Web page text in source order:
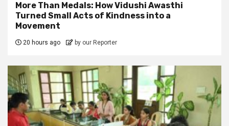
More Than Medals: How Vidushi Awasthi
Turned Small Acts of Kindness into a
Movement
20 hours ago by our Reporter